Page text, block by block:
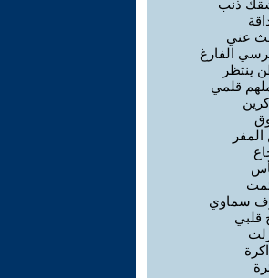
ذنب
عني
الفارغ
ينتظر
قلمي
المفر
سماوي
قلبي